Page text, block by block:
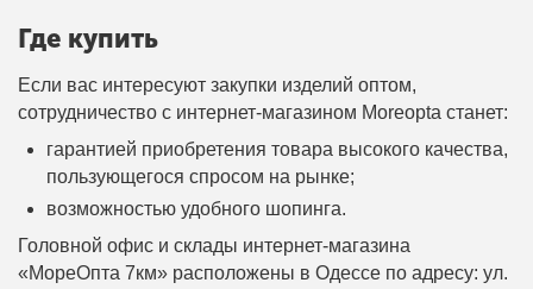
Где купить
Если вас интересуют закупки изделий оптом,
сотрудничество с интернет-магазином Moreopta станет:
гарантией приобретения товара высокого качества,
пользующегося спросом на рынке;
возможностью удобного шопинга.
Головной офис и склады интернет-магазина
«МореОпта 7км» расположены в Одессе по адресу: ул.